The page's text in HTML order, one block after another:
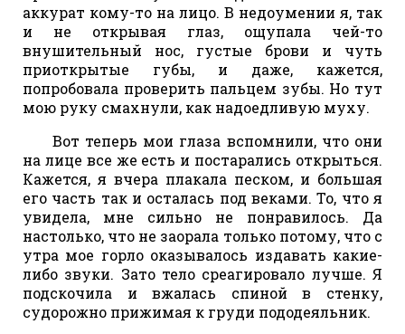
аккурат кому-то на лицо. В недоумении я, так
и не открывая глаз, ощупала чей-то
внушительный нос, густые брови и чуть
приоткрытые губы, и даже, кажется,
попробовала проверить пальцем зубы. Но тут
мою руку смахнули, как надоедливую муху.
Вот теперь мои глаза вспомнили, что они
на лице все же есть и постарались открыться.
Кажется, я вчера плакала песком, и большая
его часть так и осталась под веками. То, что я
увидела, мне сильно не понравилось. Да
настолько, что не заорала только потому, что с
утра мое горло оказывалось издавать какие-
либо звуки. Зато тело среагировало лучше. Я
подскочила и вжалась спиной в стенку,
судорожно прижимая к груди пододеяльник.